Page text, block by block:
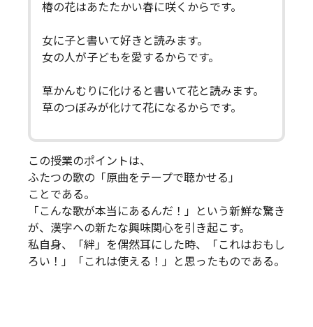
椿の花はあたたかい春に咲くからです。
女に子と書いて好きと読みます。
女の人が子どもを愛するからです。
草かんむりに化けると書いて花と読みます。
草のつぼみが化けて花になるからです。
この授業のポイントは、
ふたつの歌の「原曲をテープで聴かせる」
ことである。
「こんな歌が本当にあるんだ！」という新鮮な驚き
が、漢字への新たな興味関心を引き起こす。
私自身、「絆」を偶然耳にした時、「これはおもし
ろい！」「これは使える！」と思ったものである。